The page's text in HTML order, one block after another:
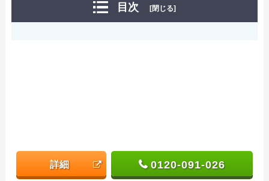
目次 [閉じる]
詳細 0120-091-026